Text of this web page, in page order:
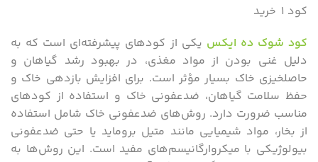
کود ۱ خرید
کود شوک ده ایکس یکی از کودهای پیشرفته‌ای است که به
دلیل غنی بودن از مواد مغذی، در بهبود رشد گیاهان و
حاصلخیزی خاک بسیار مؤثر است. برای افزایش بازدهی خاک و
حفظ سلامت گیاهان، ضدعفونی خاک و استفاده از کودهای
مناسب ضرورت دارد. روش‌های ضدعفونی خاک شامل استفاده
از بخار، مواد شیمیایی مانند متیل بروماید یا حتی ضدعفونی
بیولوژیکی با میکروارگانیسم‌های مفید است. این روش‌ها به